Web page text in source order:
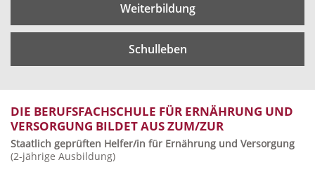
Weiterbildung
Schulleben
DIE BERUFSFACHSCHULE FÜR ERNÄHRUNG UND
VERSORGUNG BILDET AUS ZUM/ZUR
Staatlich geprüften Helfer/in für Ernährung und Versorgung
(2-jährige Ausbildung)